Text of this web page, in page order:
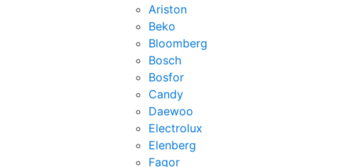
Ariston
Beko
Bloomberg
Bosch
Bosfor
Candy
Daewoo
Electrolux
Elenberg
Fagor